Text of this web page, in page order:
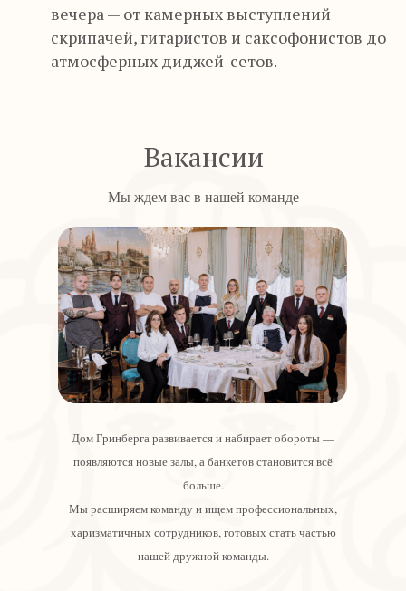
вечера — от камерных выступлений
скрипачей, гитаристов и саксофонистов до
атмосферных диджей-сетов.
Вакансии
Мы ждем вас в нашей команде
Дом Гринберга развивается и набирает обороты —
появляются новые залы, а банкетов становится всё
больше.
Мы расширяем команду и ищем профессиональных,
харизматичных сотрудников, готовых стать частью
нашей дружной команды.